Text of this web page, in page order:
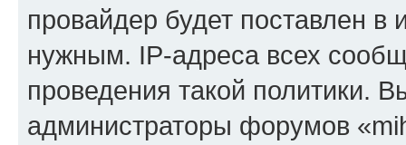
провайдер будет поставлен в
нужным. IP-адреса всех
проведения такой политики.
администраторы форумов